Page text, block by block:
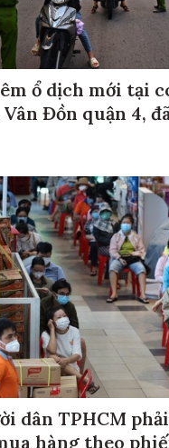
ổ dịch mới tại
Đồn quận 4,
dân TPHCM